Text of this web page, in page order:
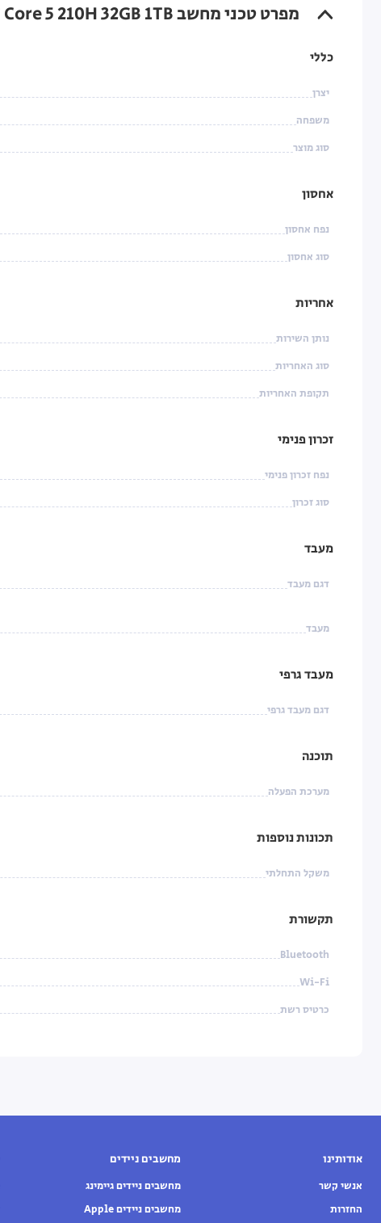
מפרט טכני מחשב All-in-One Lenovo IdeaCentre 27" Core 5 210H 32GB 1TB — (אפור) Cloud Grey (ללא מסך מגע)
כללי
יצרן
משפחה
סוג מוצר
אחסון
נפח אחסון
סוג אחסון
אחריות
נותן השירות
סוג האחריות
תקופת האחריות
זכרון פנימי
נפח זכרון פנימי
סוג זכרון
מעבד
דגם מעבד
מעבד
מעבד גרפי
דגם מעבד גרפי
תוכנה
מערכת הפעלה
תכונות נוספות
משקל התחלתי
תקשורת
Bluetooth
Wi-Fi
כרטיס רשת
אודותינו
אנשי קשר
החזרות
מחשבים ניידים
מחשבים ניידים גיימינג
מחשבים ניידים Apple